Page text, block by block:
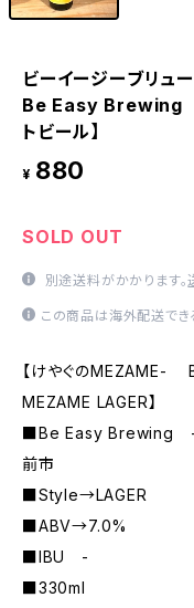
ビーイージーブリ
Be Easy Brewing
トビール】
¥ 880
SOLD OUT
別途送料がかかります。
この商品は海外配送でき
【けやぐの
MEZAME LAGER】
■Be Easy Brewing -
前市
■Style→LAGER
■ABV→7.0%
■IBU -
■330ml